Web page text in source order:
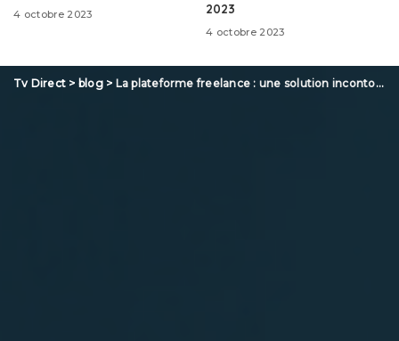
4 octobre 2023
2023
4 octobre 2023
Tv Direct > blog> La plateforme freelance : une solution incontournable pour trouver des missions en tant que travailleur indépendant